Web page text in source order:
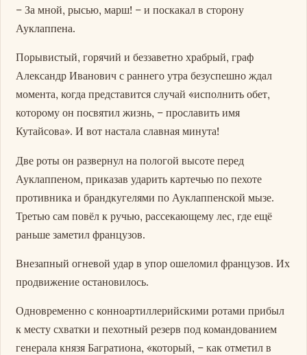
– За мной, рысью, марш! – и поскакал в сторону
Ауклаппена.
Порывистый, горячий и беззаветно храбрый, граф
Александр Иванович с раннего утра безуспешно ждал
момента, когда представится случай «исполнить обет,
которому он посвятил жизнь, – прославить имя
Кутайсова». И вот настала славная минута!
Две роты он развернул на пологой высоте перед
Ауклаппеном, приказав ударить картечью по пехоте
противника и брандкугелями по Ауклаппенской мызе.
Третью сам повёл к ручью, рассекающему лес, где ещё
раньше заметил французов.
Внезапный огневой удар в упор ошеломил французов. Их
продвижение остановилось.
Одновременно с конноартиллерийскими ротами прибыл
к месту схватки и пехотный резерв под командованием
генерала князя Багратиона, «который, – как отметил в